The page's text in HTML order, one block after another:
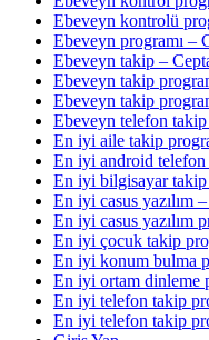
Ebeveyn kontrolü
Ebeveyn programı –
Ebeveyn takip –
Ebeveyn takip
Ebeveyn takip
Ebeveyn telefon takip
En iyi aile takip
En iyi android telefon
En iyi bilgisayar takip
En iyi casus yazılım
En iyi casus yazılım
En iyi çocuk takip
En iyi konum bulma
En iyi ortam dinleme
En iyi telefon takip
En iyi telefon takip